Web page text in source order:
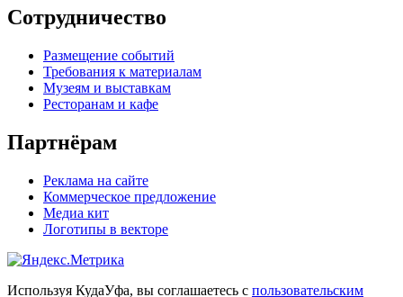
Сотрудничество
Размещение событий
Требования к материалам
Музеям и выставкам
Ресторанам и кафе
Партнёрам
Реклама на сайте
Коммерческое предложение
Медиа кит
Логотипы в векторе
Используя КудаУфа, вы соглашаетесь с пользовательским